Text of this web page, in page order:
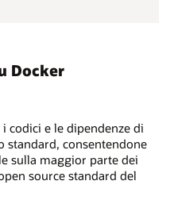
Docker
codici e le dipendenze di
standard, consentendone
sulla maggior parte dei
source standard del